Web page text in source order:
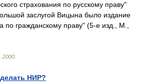
страхования по русскому праву"
заслугой Вицына было издание
гражданскому праву" (5-е изд., М.,
2000
НИР?